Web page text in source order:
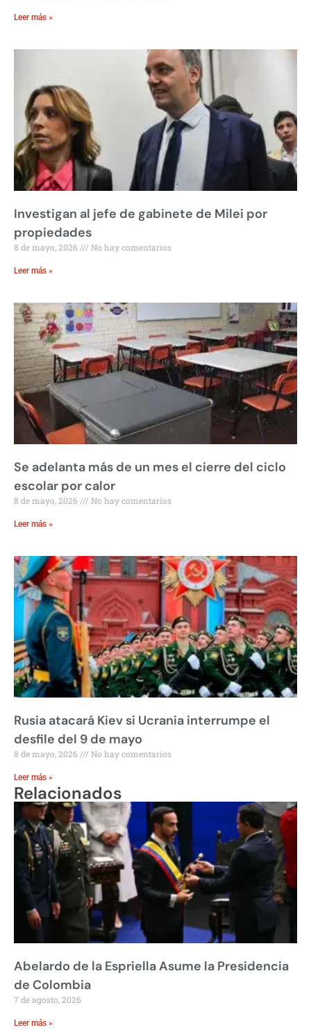
Leer más »
Investigan al jefe de gabinete de Milei por
propiedades
8 de mayo, 2026 No hay comentarios
Leer más »
Se adelanta más de un mes el cierre del ciclo
escolar por calor
8 de mayo, 2026 No hay comentarios
Leer más »
Rusia atacará Kiev si Ucrania interrumpe el
desfile del 9 de mayo
8 de mayo, 2026 No hay comentarios
Leer más »
Relacionados
Abelardo de la Espriella Asume la Presidencia
de Colombia
7 de agosto, 2026
Leer más »